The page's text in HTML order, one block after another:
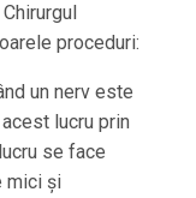
proceduri:
un nerv este
lucru prin
se face
mici și